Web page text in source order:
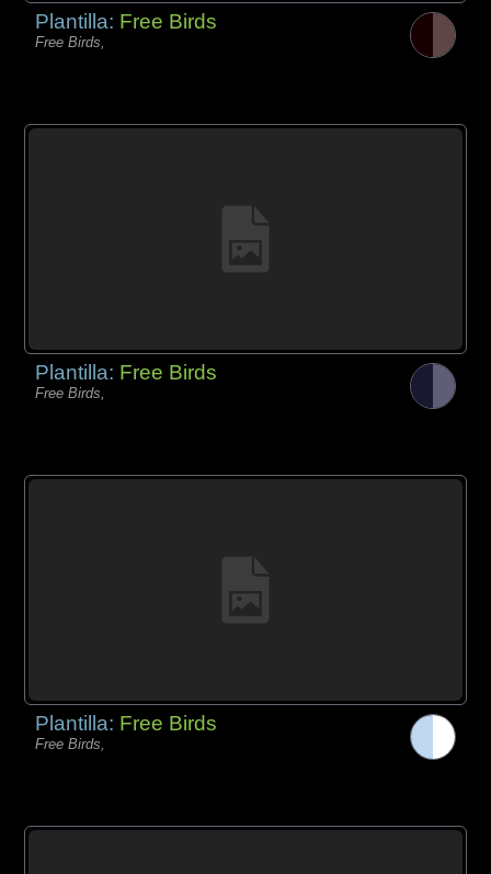
Plantilla: Free Birds
Free Birds,
Plantilla: Free Birds
Free Birds,
Plantilla: Free Birds
Free Birds,